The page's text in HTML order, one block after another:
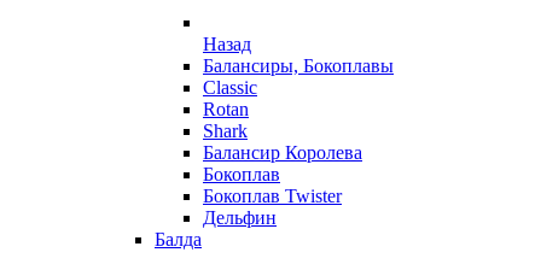
Назад
Балансиры, Бокоплавы
Classic
Rotan
Shark
Балансир Королева
Бокоплав
Бокоплав Twister
Дельфин
Балда